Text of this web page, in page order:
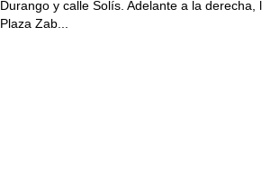
Durango y calle Solís. Adelante a la derecha,
Plaza Zab...